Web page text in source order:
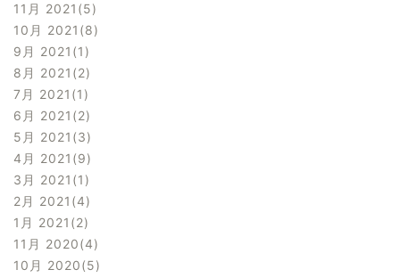
11月 2021 5
10月 2021 8
9月 2021 1
8月 2021 2
7月 2021 1
6月 2021 2
5月 2021 3
4月 2021 9
3月 2021 1
2月 2021 4
1月 2021 2
11月 2020 4
10月 2020 5